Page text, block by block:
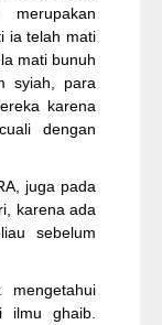
ia telah mati
mati bunuh
syiah, para
karena
dengan
juga pada
karena ada
sebelum
ilmu ghaib.